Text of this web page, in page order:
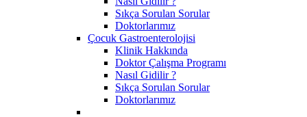
Sıkça Sorulan Sorular
Doktorlarımız
Çocuk Gastroenterolojisi
Klinik Hakkında
Doktor Çalışma Programı
Nasıl Gidilir ?
Sıkça Sorulan Sorular
Doktorlarımız